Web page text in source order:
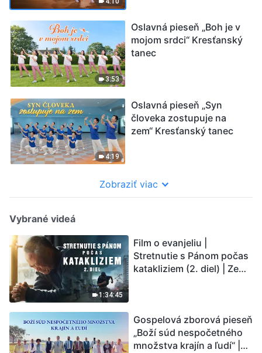
3:53
Oslavná pieseň „Boh je v
mojom srdci“ Kresťanský
tanec
4:19
Oslavná pieseň „Syn
človeka zostupuje na
zem“ Kresťanský tanec
Zobraziť viac
Vybrané videá
1:34:45
Film o evanjeliu |
Stretnutie s Pánom počas
katakliziem (2. diel) | Zem
Ľudstvu sa začína
odpočítavať čas. Našli ste
spôsob, ako prežiť?
Gospelová zborová pieseň
„Boží súd nespočetného
množstva krajín a ľudí“ |